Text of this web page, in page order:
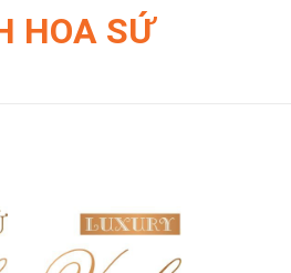
HOA SỨ